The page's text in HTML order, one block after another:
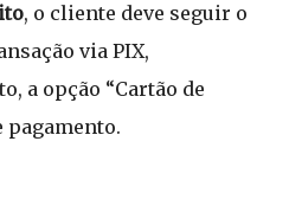
, o cliente deve seguir o
via PIX,
a opção “Cartão de
pagamento.